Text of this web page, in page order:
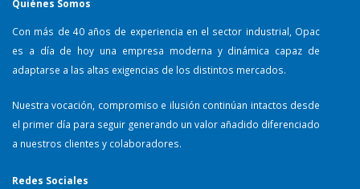
Quiénes Somos
Con más de 40 años de experiencia en el sector industrial, Opac
es a día de hoy una empresa moderna y dinámica capaz de
adaptarse a las altas exigencias de los distintos mercados.
Nuestra vocación, compromiso e ilusión continúan intactos desde
el primer día para seguir generando un valor añadido diferenciado
a nuestros clientes y colaboradores.
Redes Sociales